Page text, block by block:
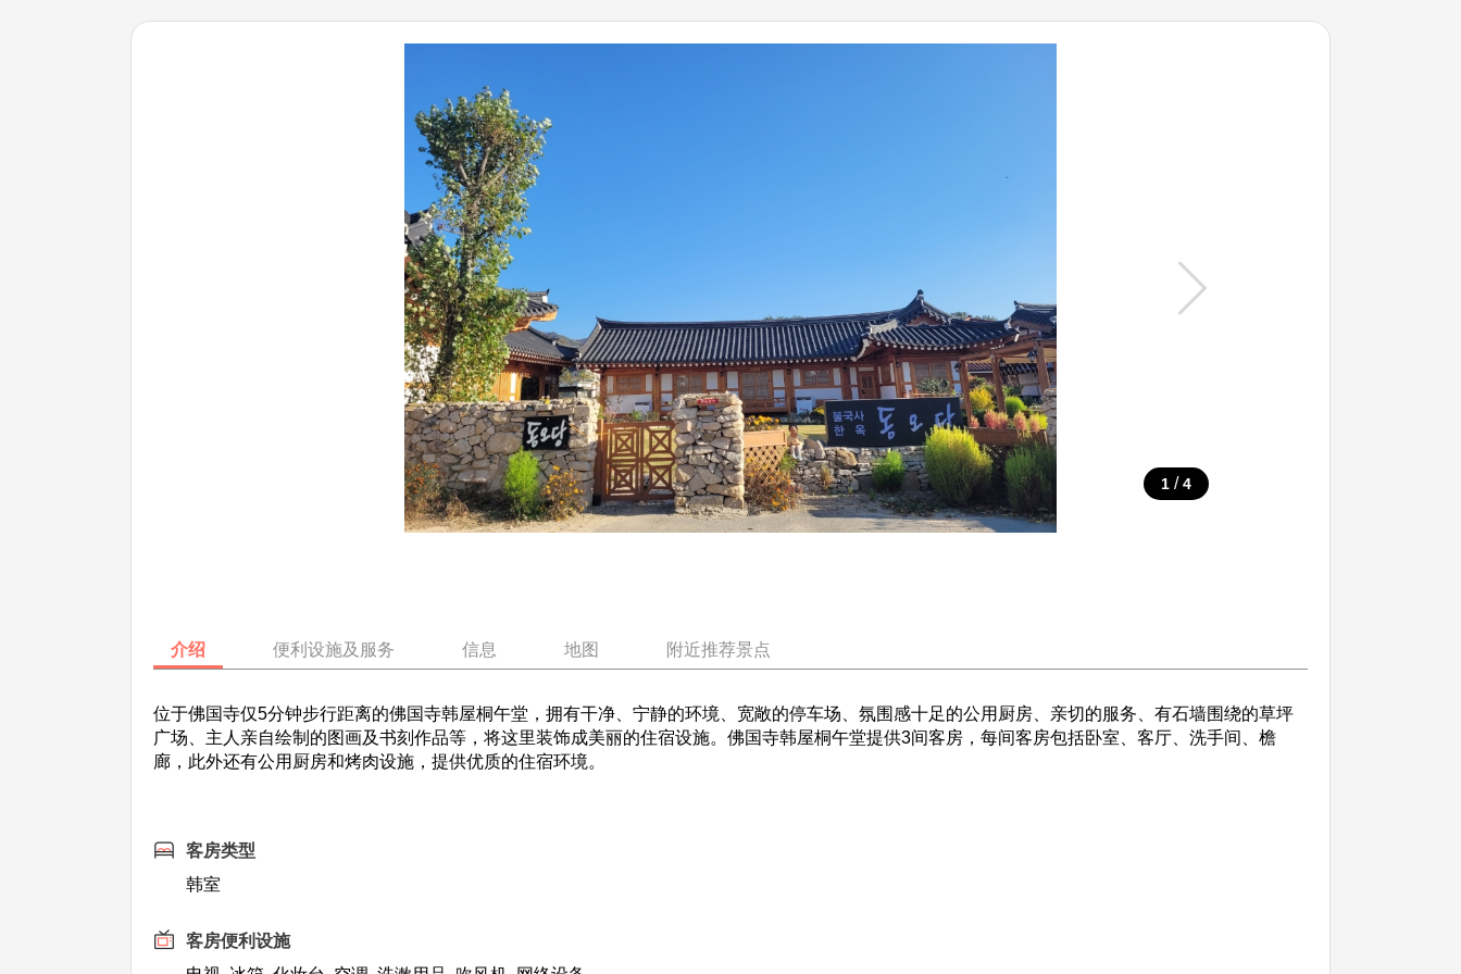
1 / 4
介绍 便利设施及服务 信息 地图 附近推荐景点
位于佛国寺仅5分钟步行距离的佛国寺韩屋桐午堂，拥有干净、宁静的环境、宽敞的停车场、氛围感十足的公用厨房、亲切的服务、有石墙围绕的草坪
广场、主人亲自绘制的图画及书刻作品等，将这里装饰成美丽的住宿设施。佛国寺韩屋桐午堂提供3间客房，每间客房包括卧室、客厅、洗手间、檐
廊，此外还有公用厨房和烤肉设施，提供优质的住宿环境。
客房类型
韩室
客房便利设施